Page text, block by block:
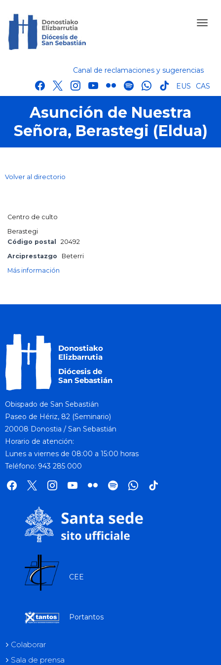
Canal de reclamaciones y sugerencias
facebook
x instagram
youtube
flickr spotifywhatsapp
tik
tok
EUS CAS
Asunción de Nuestra
Señora, Berastegi (Eldua)
Volver al directorio
Centro de culto
Berastegi
Código postal
20492
Arciprestazgo
Beterri
Más información
Obispado de San Sebastián
Paseo de Hériz, 82 (Seminario)
20008 Donostia / San Sebastián
Horario de atención:
Lunes a viernes de 08:00 a 15:00 horas
Teléfono: 943 285 000
facebook
x instagramyoutube
flickr spotifywhatsapp
tik
CEE
Portantos
Colaborar
Sala de prensa